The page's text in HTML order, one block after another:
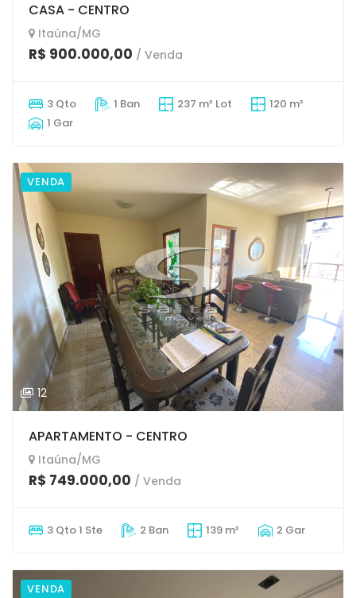
CASA - CENTRO
Itaúna/MG
R$ 900.000,00 / Venda
3 Qto 1 Ban 237 m² Lot
120 m²
1 Gar
VENDA
12
APARTAMENTO - CENTRO
Itaúna/MG
R$ 749.000,00 / Venda
3 Qto 1 Ste 2 Ban 139 m² 2 Gar
VENDA